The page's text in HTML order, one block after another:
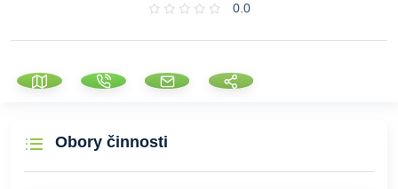
0.0
Obory činnosti